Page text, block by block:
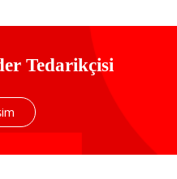
Tedarikçisi